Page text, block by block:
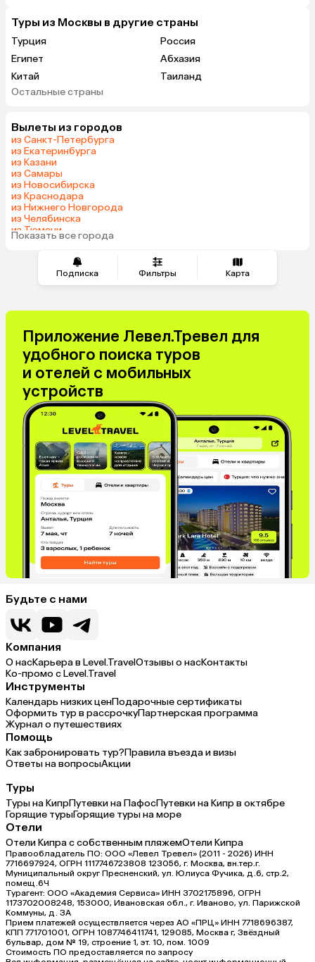
Подписка Фильтры Карта
Туры из Москвы в другие страны
Турция
Россия
Египет
Абхазия
Китай
Таиланд
Вьетнам
Грузия
Индонезия
Армения
Шри-Ланка
Азербайджан
Черногория
Япония
Сербия
Кипр
Малайзия
Южная Корея
Израиль
Гонконг
Венесуэла
Саудовская Аравия
Бахрейн
Куба
Греция
Италия
Испания
Венгрия
Болгария
Остальные страны
Вылеты из городов
из Санкт-Петербурга
из Екатеринбурга
из Казани
из Самары
из Новосибирска
из Краснодара
из Нижнего Новгорода
из Челябинска
из Тюмени
из Минеральных Вод
Показать все города
Приложение Левел.Тревел для
удобного поиска туров
и отелей с мобильных
устройств
Будьте с нами
Компания
О насКарьера в Level.TravelОтзывы о насКонтакты
Ко-промо с Level.Travel
Инструменты
Календарь низких ценПодарочные сертификаты
Оформить тур в рассрочкуПартнерская программа
Журнал о путешествиях
Помощь
Как забронировать тур?Правила въезда и визы
Ответы на вопросыАкции
Туры
Туры на КипрПутевки на ПафосПутевки на Кипр в октябре
Горящие турыГорящие туры на море
Отели
Отели Кипра с собственным пляжемОтели Кипра
Правообладатель ПО: ООО «Левел Тревел» (2011 - 2026) ИНН
7716697924, ОГРН 1117746723808 123056, г. Москва, вн.тер.г.
Муниципальный округ Пресненский, ул. Юлиуса Фучика, д.6, стр.2,
помещ.6Ч
Турагент: ООО «Академия Сервиса» ИНН 3702175896, ОГРН
1173702008248, 153000, Ивановская обл., г. Иваново, ул. Парижской
Коммуны, д. ЗА
Прием платежей осуществляется через АО «ПРЦ» ИНН 7718696387,
КПП 771701001, ОГРН 1087746411741, 129085, Москва г, Звёздный
бульвар, дом № 19, строение 1, эт. 10, пом. 1009
Стоимость ПО предоставляется по запросу